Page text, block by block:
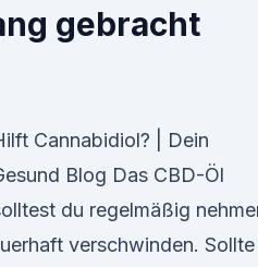
gebracht
Cannabidiol? | Dein
Blog Das CBD-Öl
du regelmäßig
verschwinden. Sollte